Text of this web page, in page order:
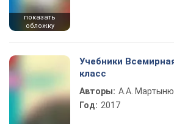
показать
обложку
Учебники
класс
Авторы: А.А.
Год: 2017